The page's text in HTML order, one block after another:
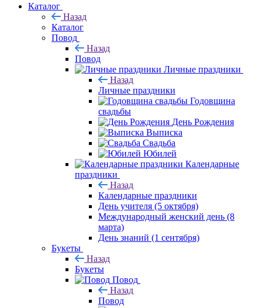
Каталог
Назад
Каталог
Повод
Назад
Повод
Личные праздники
Назад
Личные праздники
Годовщина
свадьбы
День Рождения
Выписка
Свадьба
Юбилей
Календарные
праздники
Назад
Календарные праздники
День учителя (5 октября)
Международный женский день (8
марта)
День знаний (1 сентября)
Букеты
Назад
Букеты
Повод
Назад
Повод